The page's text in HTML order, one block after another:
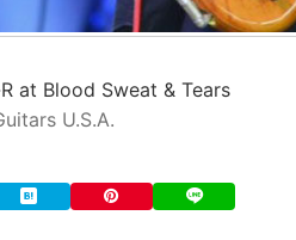
at Blood Sweat & Tears
U.S.A.